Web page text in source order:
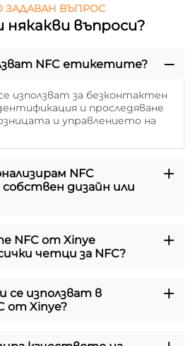
ЗАДАВАН ВЪПРОС
въпроси?
NFC етикетите?
използват за безконтактен
и проследяване
и управлението на
NFC
дизайн или
NFC от Xinye
четци за NFC?
се използват в
от Xinye?